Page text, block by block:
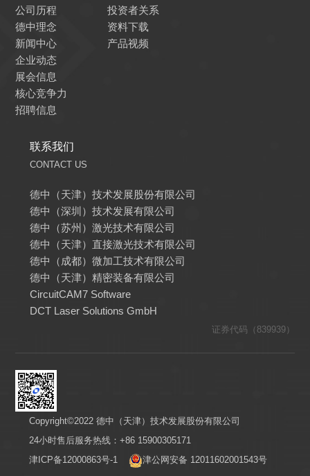
公司历程
德中理念
新闻中心
企业动态
展会信息
核心竞争力
招聘信息
投资者关系
资料下载
产品视频
联系我们
CONTACT US
德中（天津）技术发展股份有限公司
德中（深圳）技术发展有限公司
德中（苏州）激光技术有限公司
德中（天津）直接激光技术有限公司
德中（成都）微加工技术有限公司
德中（天津）精密装备有限公司
CircuitCAM7 Software
DCT Laser Solutions GmbH
证券代码（839939）
Copyright©2022 德中（天津）技术发展股份有限公司
24小时售后服务热线：+86 15900305171
津ICP备12000863号-1
津公网安备 12011602001543号